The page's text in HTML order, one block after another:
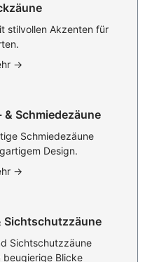
stilvollen Akzenten für
→
& Schmiedezäune
Schmiedezäune
Design.
→
Sichtschutzzäune
Sichtschutzzäune
beugierige Blicke